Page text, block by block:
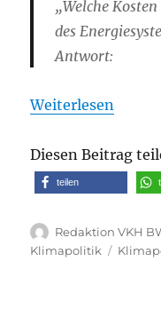
„Welche
des
Antwort:
Weiterlesen
Diesen Beitrag
teilen
Autor
Redaktion VKH
Klimapolitik